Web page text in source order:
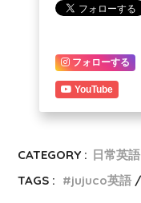
フォローする
YouTube
CATEGORY : 日常英語
TAGS :
jujuco英語